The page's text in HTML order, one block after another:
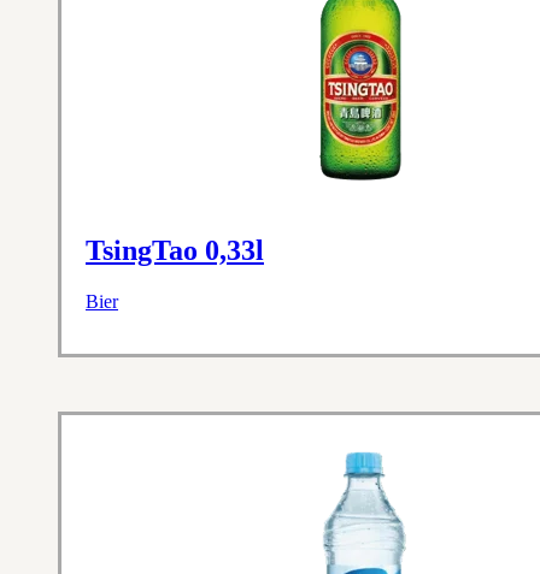
TsingTao 0,33l
Bier